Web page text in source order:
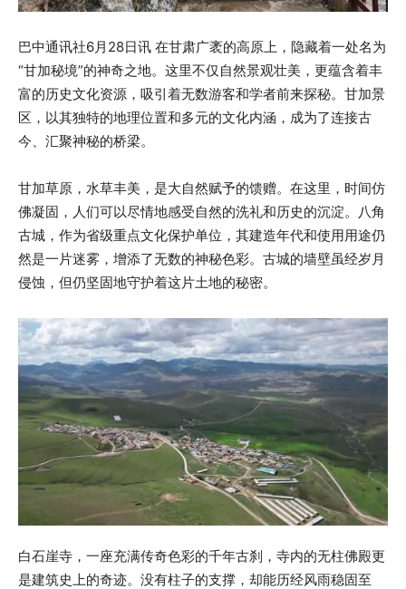
巴中通讯社6月28日讯 在甘肃广袤的高原上，隐藏着一处名为
“甘加秘境”的神奇之地。这里不仅自然景观壮美，更蕴含着丰
富的历史文化资源，吸引着无数游客和学者前来探秘。甘加景
区，以其独特的地理位置和多元的文化内涵，成为了连接古
今、汇聚神秘的桥梁。
甘加草原，水草丰美，是大自然赋予的馈赠。在这里，时间仿
佛凝固，人们可以尽情地感受自然的洗礼和历史的沉淀。八角
古城，作为省级重点文化保护单位，其建造年代和使用用途仍
然是一片迷雾，增添了无数的神秘色彩。古城的墙壁虽经岁月
侵蚀，但仍坚固地守护着这片土地的秘密。
白石崖寺，一座充满传奇色彩的千年古刹，寺内的无柱佛殿更
是建筑史上的奇迹。没有柱子的支撑，却能历经风雨稳固至